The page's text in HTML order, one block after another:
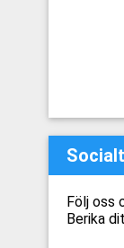
Socialt
Följ oss
Berika